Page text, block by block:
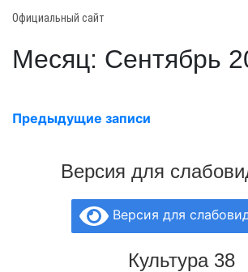
Официальный сайт
Месяц: Сентябрь
Предыдущие записи
Версия для
Версия для
Культура 38